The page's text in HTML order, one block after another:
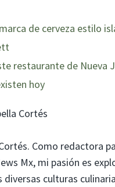
de cerveza estilo
restaurante de Nueva
hoy
Cortés
Como redactora
Mx, mi pasión es
diversas culturas